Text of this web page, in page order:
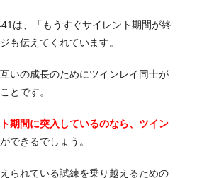
は、「もうすぐサイレント期間が終
も伝えてくれています。
いの成長のためにツインレイ同士が
とです。
期間に突入しているのなら、ツイン
できるでしょう。
られている試練を乗り越えるための